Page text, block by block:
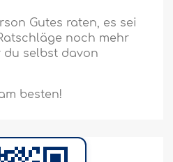
Gutes raten, es sei
noch mehr
du selbst davon
besten!